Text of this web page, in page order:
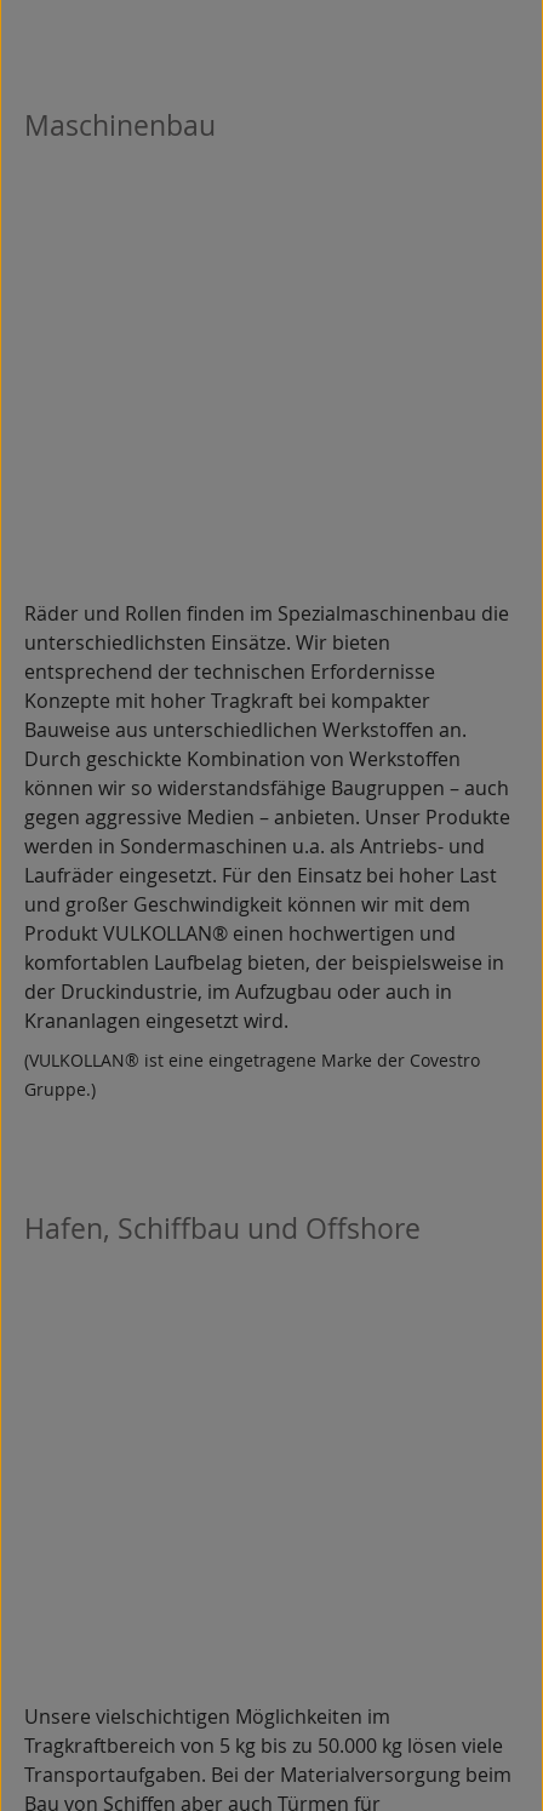
Maschinenbau
Räder und Rollen finden im Spezialmaschinenbau die
unterschiedlichsten Einsätze. Wir bieten
entsprechend der technischen Erfordernisse
Konzepte mit hoher Tragkraft bei kompakter
Bauweise aus unterschiedlichen Werkstoffen an.
Durch geschickte Kombination von Werkstoffen
können wir so widerstandsfähige Baugruppen – auch
gegen aggressive Medien – anbieten. Unser Produkte
werden in Sondermaschinen u.a. als Antriebs- und
Laufräder eingesetzt. Für den Einsatz bei hoher Last
und großer Geschwindigkeit können wir mit dem
Produkt VULKOLLAN® einen hochwertigen und
komfortablen Laufbelag bieten, der beispielsweise in
der Druckindustrie, im Aufzugbau oder auch in
Krananlagen eingesetzt wird.
(VULKOLLAN® ist eine eingetragene Marke der Covestro
Gruppe.)
Hafen, Schiffbau und Offshore
Unsere vielschichtigen Möglichkeiten im
Tragkraftbereich von 5 kg bis zu 50.000 kg lösen viele
Transportaufgaben. Bei der Materialversorgung beim
Bau von Schiffen aber auch Türmen für